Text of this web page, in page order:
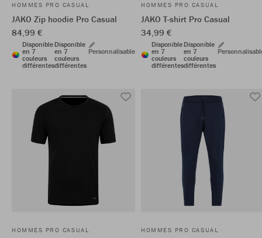
HOMMES PRO CASUAL
JAKO Zip hoodie Pro Casual
84,99 €
Disponible
en 7
couleurs
différentes
Disponible
en 7
couleurs
différentes
Personnalisable
HOMMES PRO CASUAL
JAKO T-shirt Pro Casual
34,99 €
Disponible
en 7
couleurs
différentes
Disponible
en 7
couleurs
différentes
HOMMES PRO CASUAL HOMMES PRO CASUAL